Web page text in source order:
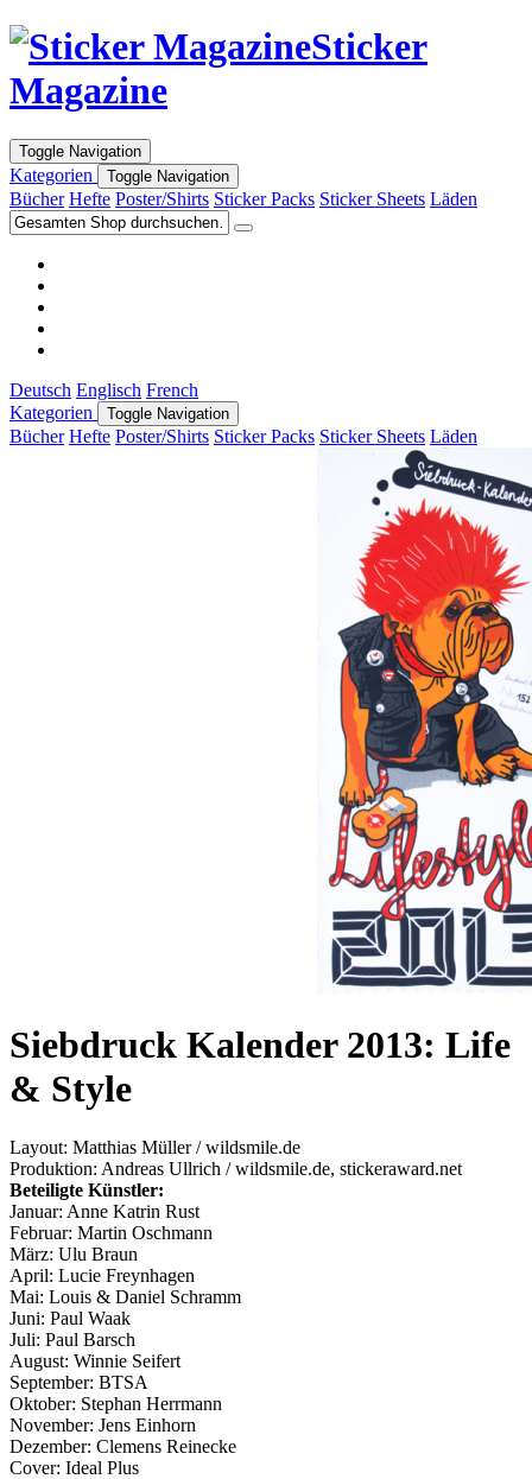
Sticker
Magazine
Toggle Navigation
Kategorien Toggle Navigation
Bücher Hefte Poster/Shirts Sticker Packs Sticker Sheets Läden
Deutsch Englisch French
Kategorien
Toggle Navigation
Bücher Hefte Poster/Shirts Sticker Packs Sticker Sheets Läden
Siebdruck Kalender 2013: Life
& Style
Layout: Matthias Müller / wildsmile.de
Produktion: Andreas Ullrich / wildsmile.de, stickeraward.net
Beteiligte Künstler:
Januar: Anne Katrin Rust
Februar: Martin Oschmann
März: Ulu Braun
April: Lucie Freynhagen
Mai: Louis & Daniel Schramm
Juni: Paul Waak
Juli: Paul Barsch
August: Winnie Seifert
September: BTSA
Oktober: Stephan Herrmann
November: Jens Einhorn
Dezember: Clemens Reinecke
Cover: Ideal Plus